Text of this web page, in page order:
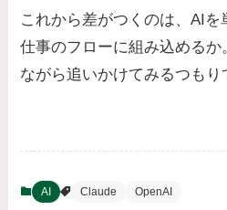
これから差がつくのは、AI
仕事のフローに組み込める
ながら追いかけてみるつもり
AI Claude OpenAI